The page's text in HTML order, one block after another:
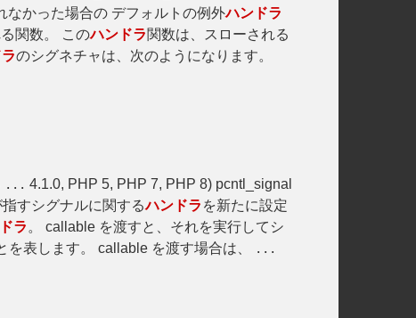
なかった場合の デフォルトの例外ハンドラ
関数。 このハンドラ関数は、スローされる
のシグネチャは、次のようになります。
... 4.1.0, PHP 5, PHP 7, PHP 8) pcntl_signal
すシグナルに関するハンドラ を新たに設定
ラ 。 callable を渡すと、それを実行してシ
を表します。 callable を渡す場合は、 ...